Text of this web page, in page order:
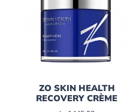
ZO SKIN HEALTH
RECOVERY CRÈME